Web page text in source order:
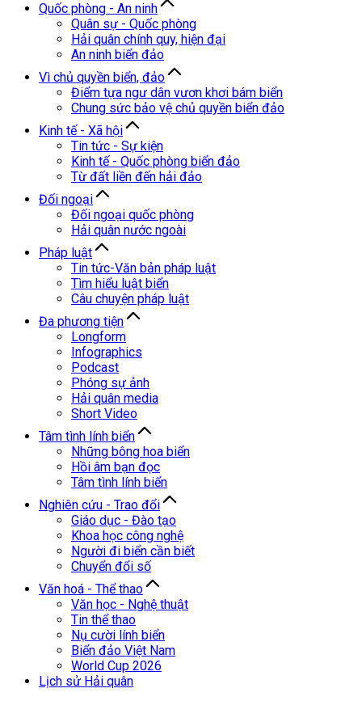
Quốc phòng - An ninh
Quân sự - Quốc phòng
Hải quân chính quy, hiện đại
An ninh biển đảo
Vì chủ quyền biển, đảo
Điểm tựa ngư dân vươn khơi bám biển
Chung sức bảo vệ chủ quyền biển đảo
Kinh tế - Xã hội
Tin tức - Sự kiện
Kinh tế - Quốc phòng biển đảo
Từ đất liền đến hải đảo
Đối ngoại
Đối ngoại quốc phòng
Hải quân nước ngoài
Pháp luật
Tin tức-Văn bản pháp luật
Tìm hiểu luật biển
Câu chuyện pháp luật
Đa phương tiện
Longform
Infographics
Podcast
Phóng sự ảnh
Hải quân media
Short Video
Tâm tình lính biển
Những bông hoa biển
Hồi âm bạn đọc
Tâm tình lính biển
Nghiên cứu - Trao đổi
Giáo dục - Đào tạo
Khoa học công nghệ
Người đi biển cần biết
Chuyển đổi số
Văn hoá - Thể thao
Văn học - Nghệ thuật
Tin thể thao
Nụ cười lính biển
Biển đảo Việt Nam
World Cup 2026
Lịch sử Hải quân